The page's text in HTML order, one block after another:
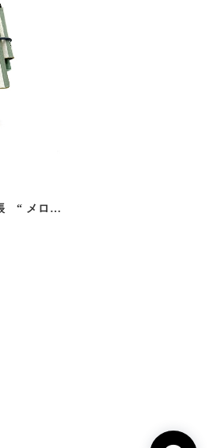
革micro5スクエアバインダー手帳 “ メロン・イチゴシェイク 昼下がりのお茶会” 本革